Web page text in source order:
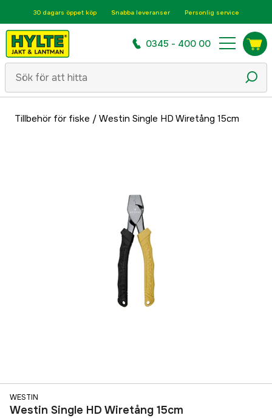
30 dagars öppet köp Snabba leveranser Personlig service
0345 - 400 00
Tillbehör för fiske / Westin Single HD Wiretång 15cm
WESTIN
Westin Single HD Wiretång 15cm